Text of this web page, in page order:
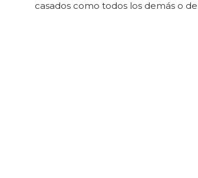
casados como todos los demás o de